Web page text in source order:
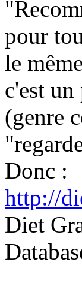
pour
le
c'est
(genre
Donc :
http://
Diet